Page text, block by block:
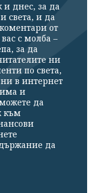
и днес, за да
света, и да
от
с молба –
за да
ни
по света,
в интернет
и
да
към
да